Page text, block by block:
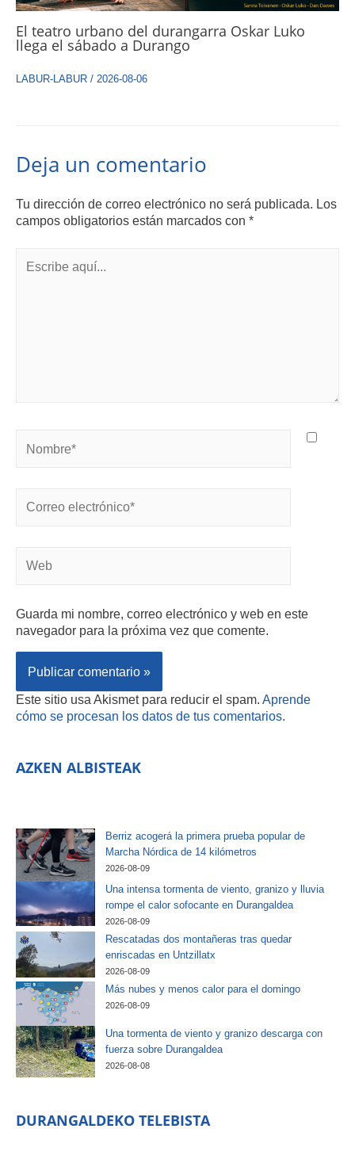
El teatro urbano del durangarra Oskar Luko
llega el sábado a Durango
LABUR-LABUR / 2026-08-06
Deja un comentario
Tu dirección de correo electrónico no será publicada. Los
campos obligatorios están marcados con *
Guarda mi nombre, correo electrónico y web en este
navegador para la próxima vez que comente.
Este sitio usa Akismet para reducir el spam. Aprende
cómo se procesan los datos de tus comentarios.
AZKEN ALBISTEAK
Berriz acogerá la primera prueba popular de
Marcha Nórdica de 14 kilómetros
2026-08-09
Una intensa tormenta de viento, granizo y lluvia
rompe el calor sofocante en Durangaldea
2026-08-09
Rescatadas dos montañeras tras quedar
enriscadas en Untzillatx
2026-08-09
Más nubes y menos calor para el domingo
2026-08-09
Una tormenta de viento y granizo descarga con
fuerza sobre Durangaldea
2026-08-08
DURANGALDEKO TELEBISTA